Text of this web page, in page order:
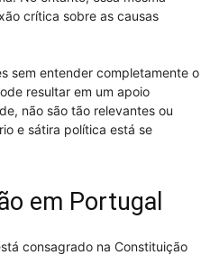
crítica sobre as causas
sem entender completamente o
resultar em um apoio
não são tão relevantes ou
e sátira política está se
em Portugal
consagrado na Constituição